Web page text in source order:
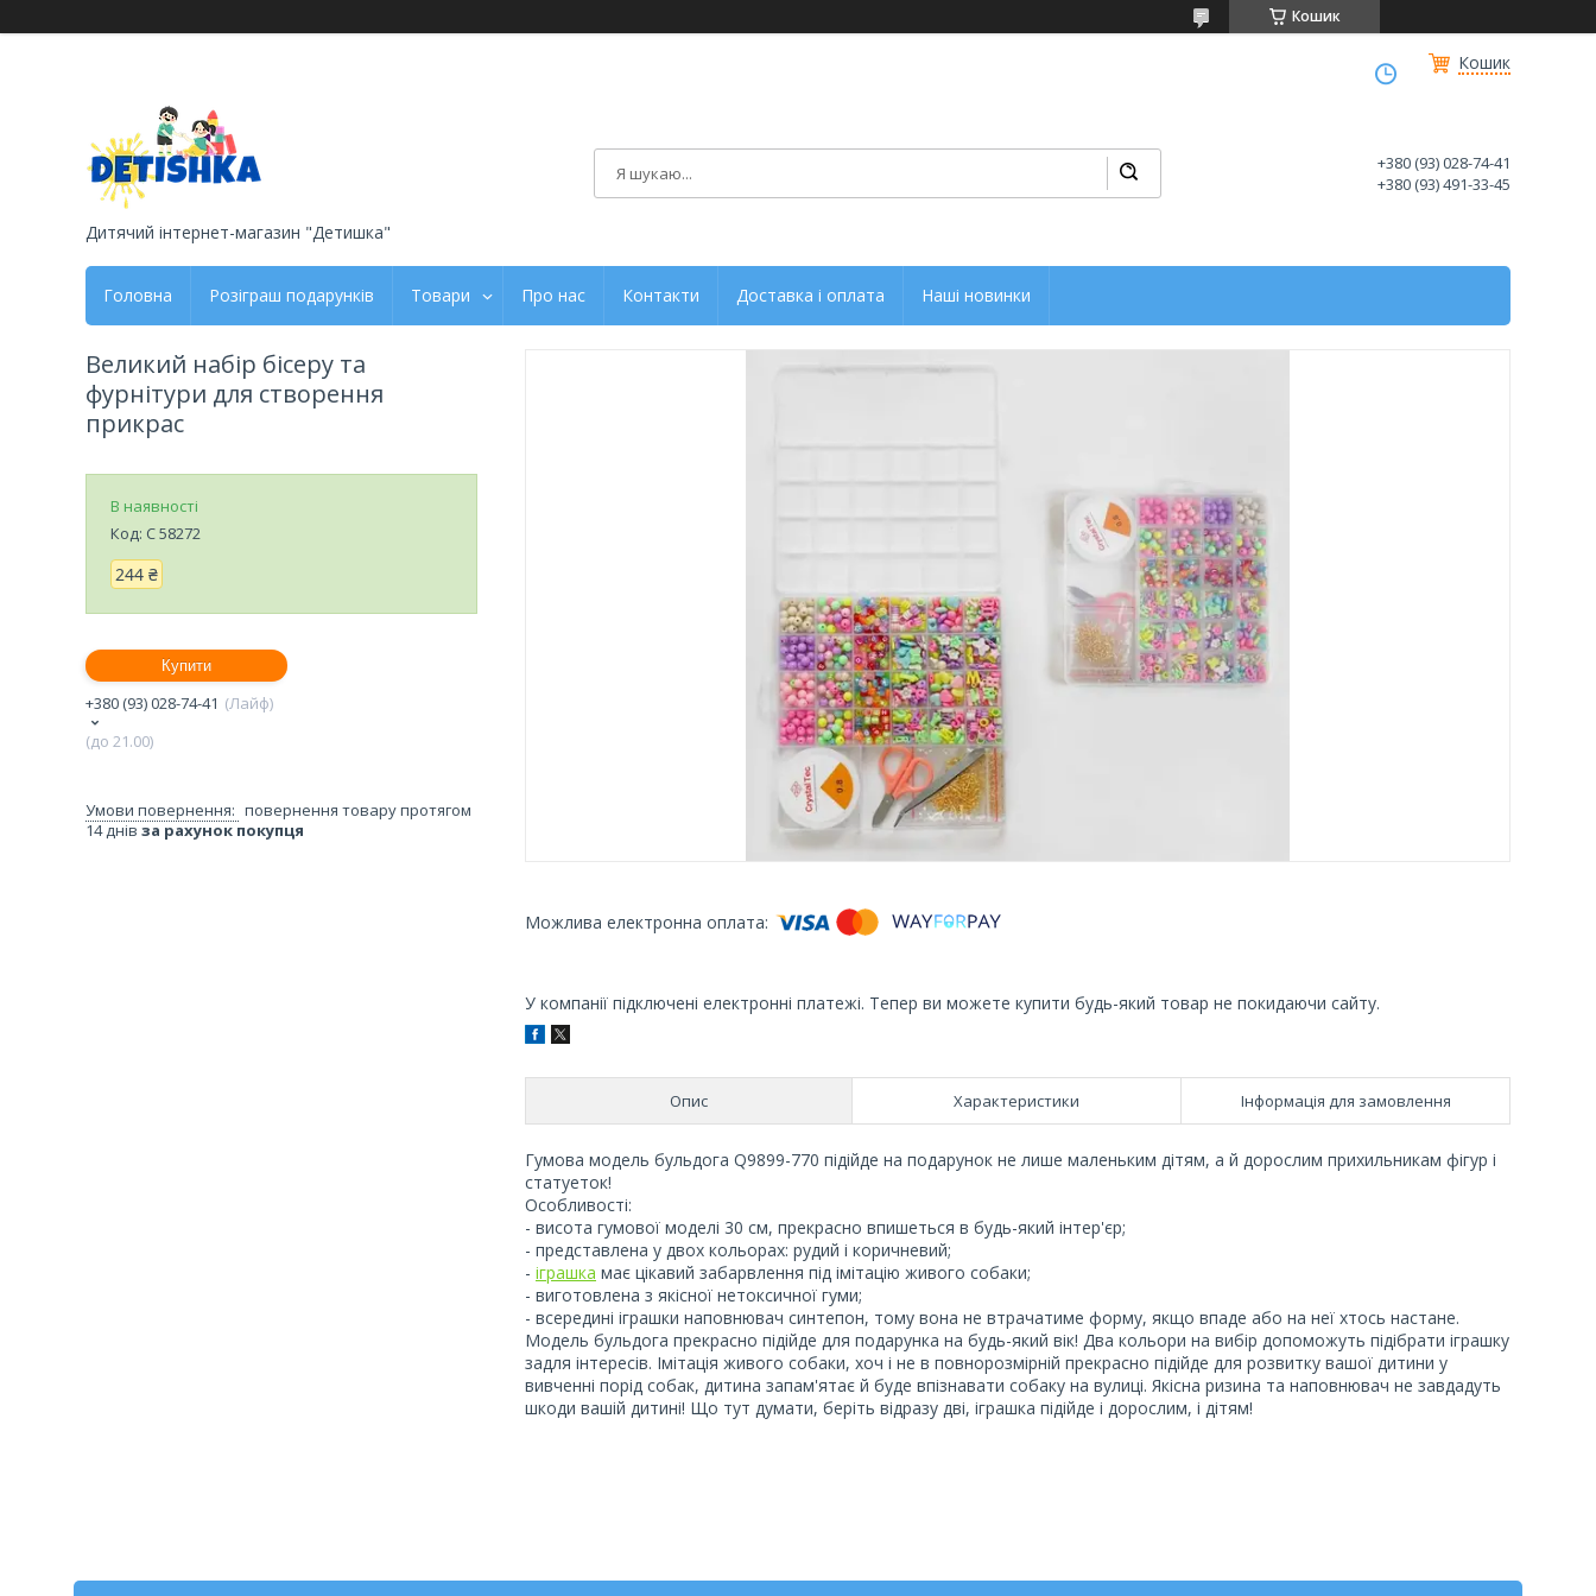
Кошик
Кошик
Дитячий інтернет-магазин "Детишка"
+380 (93) 028-74-41
+380 (93) 491-33-45
Головна Розіграш подарунків Товари Про нас Контакти Доставка і оплата Наші новинки
У компанії підключені електронні платежі. Тепер ви можете купити будь-який товар не покидаючи сайту.
Опис Характеристики Інформація для замовлення
Гумова модель бульдога Q9899-770 підійде на подарунок не лише маленьким дітям, а й дорослим прихильникам фігур і
статуеток!
Особливості:
- висота гумової моделі 30 см, прекрасно впишеться в будь-який інтер'єр;
- представлена у двох кольорах: рудий і коричневий;
- іграшка має цікавий забарвлення під імітацію живого собаки;
- виготовлена з якісної нетоксичної гуми;
- всередині іграшки наповнювач синтепон, тому вона не втрачатиме форму, якщо впаде або на неї хтось настане.
Модель бульдога прекрасно підійде для подарунка на будь-який вік! Два кольори на вибір допоможуть підібрати іграшку
задля інтересів. Імітація живого собаки, хоч і не в повнорозмірній прекрасно підійде для розвитку вашої дитини у
вивченні порід собак, дитина запам'ятає й буде впізнавати собаку на вулиці. Якісна ризина та наповнювач не завдадуть
шкоди вашій дитині! Що тут думати, беріть відразу дві, іграшка підійде і дорослим, і дітям!
Великий набір бісеру та
фурнітури для створення
прикрас
В наявності
Код: C 58272
244 ₴
Купити
+380 (93) 028-74-41
Лайф
(до 21.00)
повернення товару протягом
14 днів за рахунок покупця